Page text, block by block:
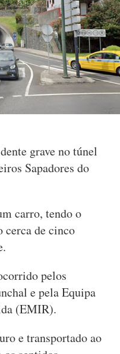
grave no túnel
Sapadores do
carro, tendo o
de cinco
pelos
e pela Equipa
(EMIR).
e transportado ao